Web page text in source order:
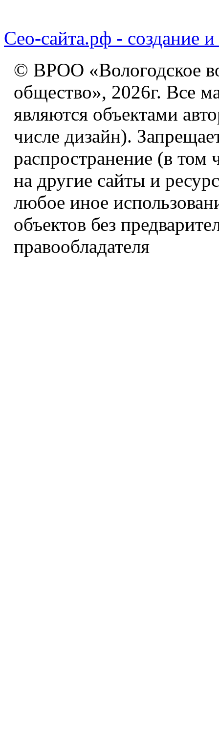
Сео-сайта.рф - создание и
© ВРОО «Вологодское
общество», 2026г. Все
являются объектами
числе дизайн).
распространение (в том
на другие сайты и
любое иное
объектов без
правообладателя